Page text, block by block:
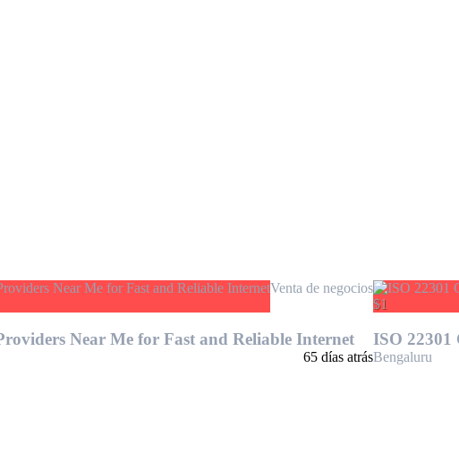
Venta de negocios
Near Me for Fast and Reliable Internet
65 días atrás
$1
ISO 22301
Bengaluru